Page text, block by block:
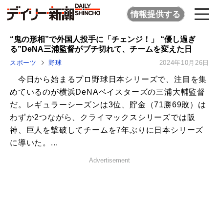
情報提供する
“鬼の形相”で外国人投手に「チェンジ！」 “優し過ぎ
る”DeNA三浦監督がブチ切れて、チームを変えた日
スポーツ 野球 2024年10月26日
今日から始まるプロ野球日本シリーズで、注目を集
めているのが横浜DeNAベイスターズの三浦大輔監督
だ。レギュラーシーズンは3位、貯金（71勝69敗）は
わずか2つながら、クライマックスシリーズでは阪
神、巨人を撃破してチームを7年ぶりに日本シリーズ
に導いた。...
Advertisement